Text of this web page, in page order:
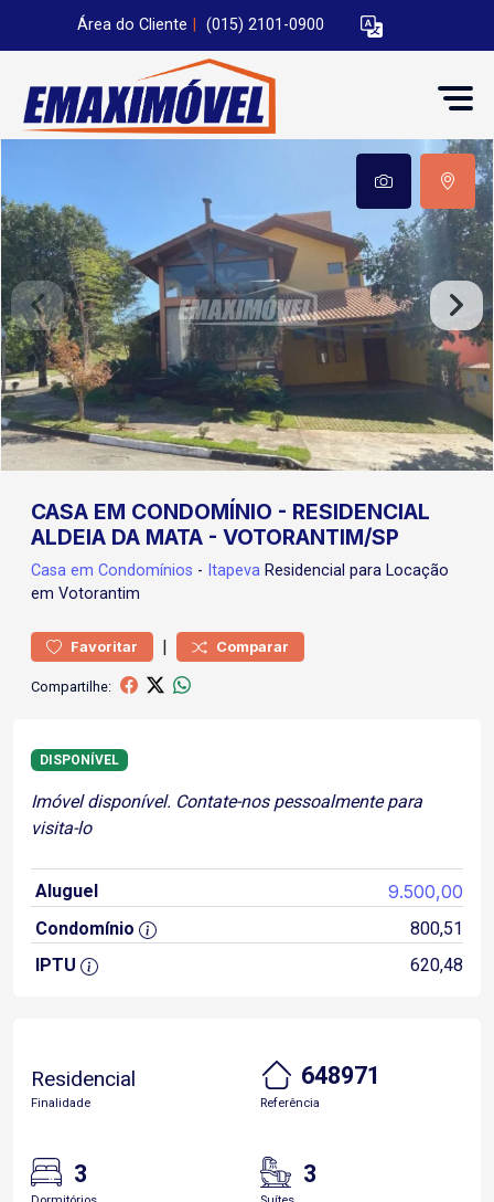
Área do Cliente (015) 2101-0900
CASA EM CONDOMÍNIO - RESIDENCIAL
ALDEIA DA MATA - VOTORANTIM/SP
Casa em Condomínios - Itapeva Residencial para Locação
em Votorantim
Favoritar | Comparar
Compartilhe:
DISPONÍVEL
Imóvel disponível. Contate-nos pessoalmente para
visita-lo
Aluguel 9.500,00
Condomínio
800,51
IPTU
620,48
Residencial
Finalidade
648971
Referência
3 3